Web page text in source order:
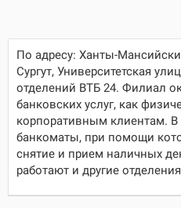
По адресу: Ханты-
Сургут, Университетская
отделений ВТБ 24. Филиал
банковских услуг, как
корпоративным клиентам.
банкоматы, при помощи
снятие и прием наличных
работают и другие